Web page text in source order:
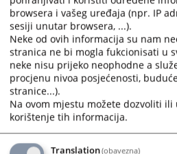
Trenutno
browsera i vašeg uređaja (npr. IP
sesiji unutar browsera, ...).
Neke od ovih informacija su nam
stranica ne bi mogla fukcionisati u
neke nisu prijeko neophodne a
procjenu nivoa posjećenosti,
stranice...).
Na ovom mjestu možete dozvoliti
korištenje tih informacija.
Translation(obavezna)